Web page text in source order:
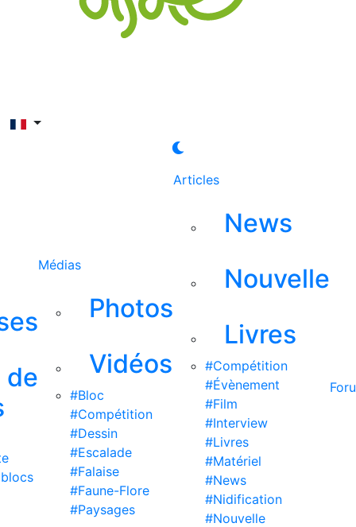
de
Médias
Photos
Vidéos
#Bloc
#Compétition
#Dessin
#Escalade
#Falaise
#Faune-Flore
#Paysages
Articles
News
Nouvelle
Livres
#Compétition
#Évènement
#Film
#Interview
#Livres
#Matériel
#News
#Nidification
#Nouvelle